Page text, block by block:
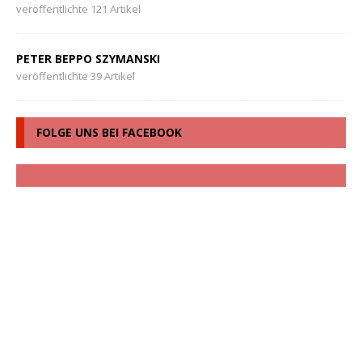
veröffentlichte 121 Artikel
PETER BEPPO SZYMANSKI
veröffentlichte 39 Artikel
FOLGE UNS BEI FACEBOOK